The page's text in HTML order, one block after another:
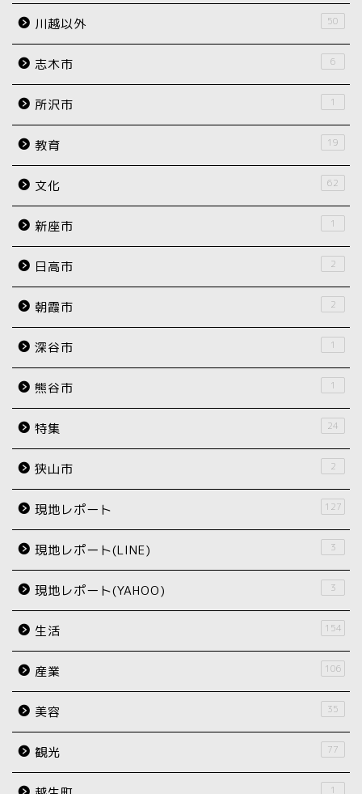
川越以外 50
志木市 6
所沢市 1
教育 19
文化 62
新座市 1
日高市 2
朝霞市 2
深谷市 1
熊谷市 1
特集 24
狭山市 2
現地レポート 127
現地レポート(LINE) 3
現地レポート(YAHOO) 3
生活 154
産業 106
美容 35
観光 77
1